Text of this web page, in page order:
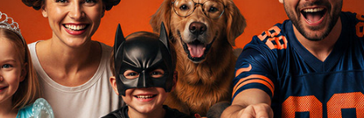
1974 | Československo | Animovaný, Pohádka 1983 | Československo |
72% 24 dílů